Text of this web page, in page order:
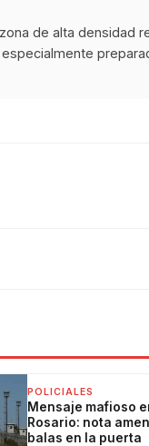
de alta densidad
POLICIALES
Mensaje mafioso
Rosario: nota
balas en la puerta